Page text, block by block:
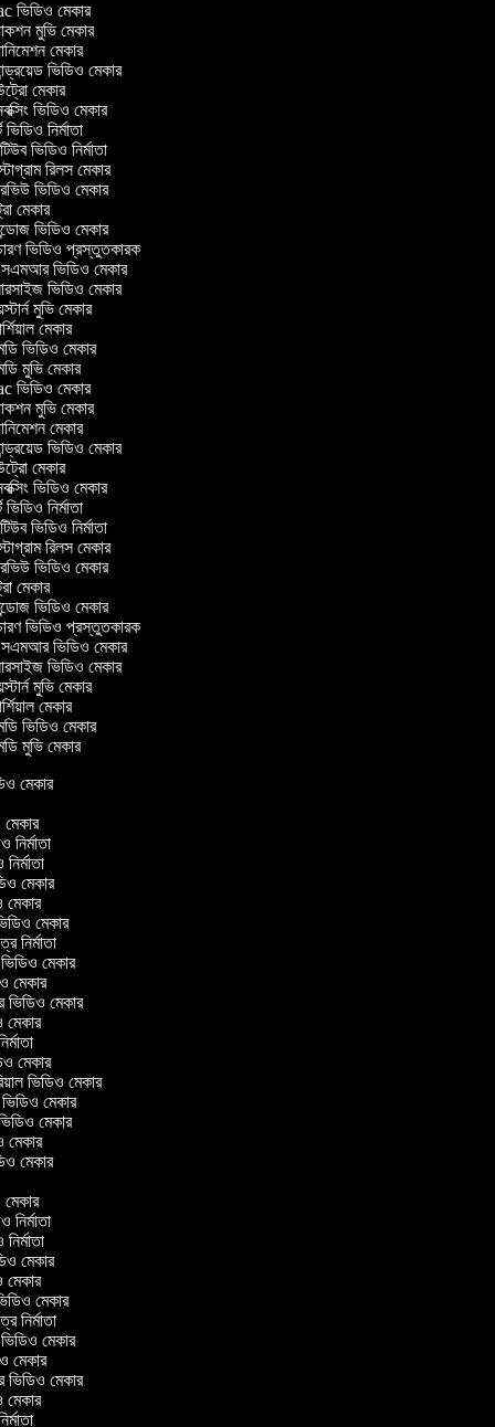
ভিডিও মেকার
মুভি মেকার
মেকার
ভিডিও মেকার
মেকার
ভিডিও মেকার
নির্মাতা
ভিডিও নির্মাতা
রিলস মেকার
ভিডিও মেকার
মেকার
ভিডিও মেকার
ভিডিও প্রস্তুতকারক
ভিডিও মেকার
ভিডিও মেকার
মুভি মেকার
মেকার
ভিডিও মেকার
মুভি মেকার
ভিডিও মেকার
মুভি মেকার
মেকার
ভিডিও মেকার
মেকার
ভিডিও মেকার
নির্মাতা
ভিডিও নির্মাতা
রিলস মেকার
ভিডিও মেকার
মেকার
ভিডিও মেকার
ভিডিও প্রস্তুতকারক
ভিডিও মেকার
ভিডিও মেকার
মুভি মেকার
মেকার
ভিডিও মেকার
মুভি মেকার
মেকার
মেকার
নির্মাতা
মেকার
মেকার
মেকার
নির্মাতা
ভিডিও মেকার
মেকার
ভিডিও মেকার
মেকার
মেকার
ভিডিও মেকার
মেকার
মেকার
মেকার
মেকার
মেকার
নির্মাতা
মেকার
মেকার
মেকার
নির্মাতা
ভিডিও মেকার
মেকার
ভিডিও মেকার
মেকার